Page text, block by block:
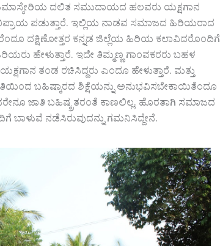
ದಲಿತ ಸಮುದಾಯದ ಹಲವರು ಯಕ್ಷಗಾನ
ಪಡುತ್ತಾರೆ. ಇಲ್ಲಿಯ ನಾಡವ ಸಮಾಜದ ಹಿರಿಯರಾದ
ದಕ್ಷಿಣೋತ್ತರ ಕನ್ನಡ ಜಿಲ್ಲೆಯ ಹಿರಿಯ ಕಲಾವಿದರೊಂದಿಗೆ
ಹೇಳುತ್ತಾರೆ. ಇದೇ ತಿಮ್ಮಣ್ಣ ಗಾಂವಕರರು ಬಹಳ
ತಂಡ ರಚಿಸಿದ್ದರು ಎಂದೂ ಹೇಳುತ್ತಾರೆ. ಮತ್ತು
ಬಹಿಷ್ಕಾರದ ಶಿಕ್ಷೆಯನ್ನು ಅನುಭವಿಸಬೇಕಾಯಿತೆಂದೂ
ಜಾತಿ ಬಹಿಷ್ಕ್ರತರಂತೆ ಕಾಣಲಿಲ್ಲ. ಹೊರತಾಗಿ ಸಮಾಜದ
ನಡೆಸಿರುವುದನ್ನು ಗಮನಿಸಿದ್ದೇನೆ.